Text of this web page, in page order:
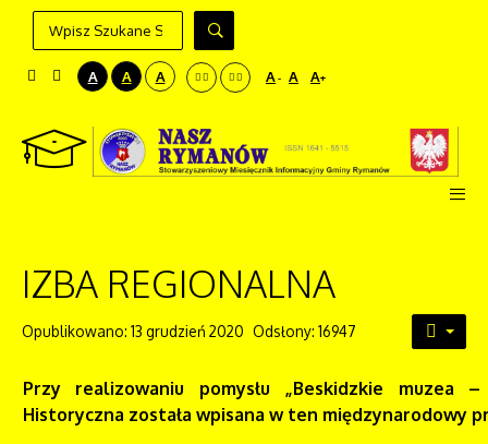
A A A A- A A+
IZBA REGIONALNA
Opublikowano: 13 grudzień 2020 Odsłony: 16947
Przy realizowaniu pomysłu „Beskidzkie muzea
Historyczna została wpisana w ten międzynarodowy